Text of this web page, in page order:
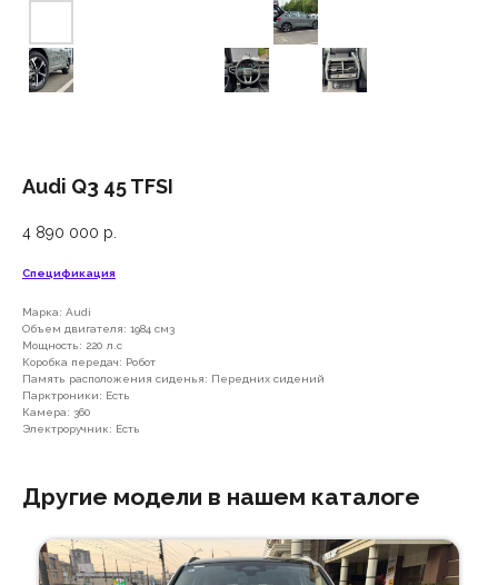
Audi Q3 45 TFSI
4 890 000 р.
Спецификация
Марка: Audi
Объем двигателя: 1984 см3
Мощность: 220 л.с
Коробка передач: Робот
Память расположения сиденья: Передних сидений
Парктроники: Есть
Камера: 360
Электроручник: Есть
Другие модели в нашем каталоге